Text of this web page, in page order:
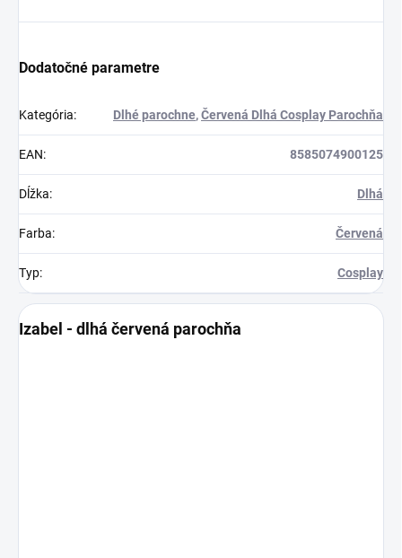
Dodatočné parametre
Kategória: Dlhé parochne,Červená Dlhá Cosplay Parochňa
EAN: 8585074900125
Dĺžka: Dlhá
Farba: Červená
Typ: Cosplay
Izabel - dlhá červená parochňa